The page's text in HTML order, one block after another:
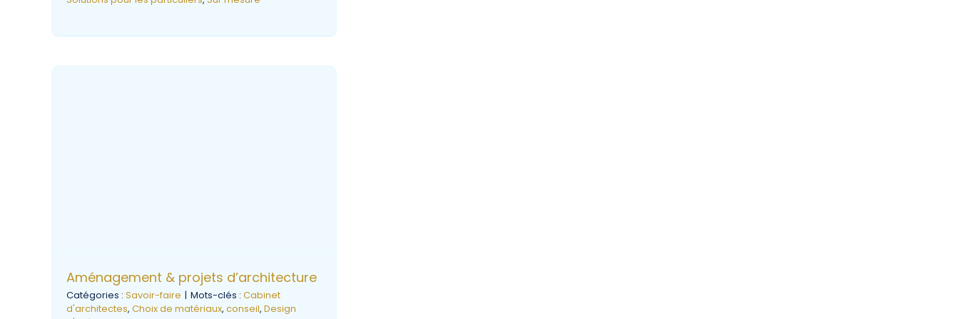
Aménagement & projets d’architecture
Catégories : Savoir-faire | Mots-clés : Cabinet
d'architectes, Choix de matériaux, conseil, Design